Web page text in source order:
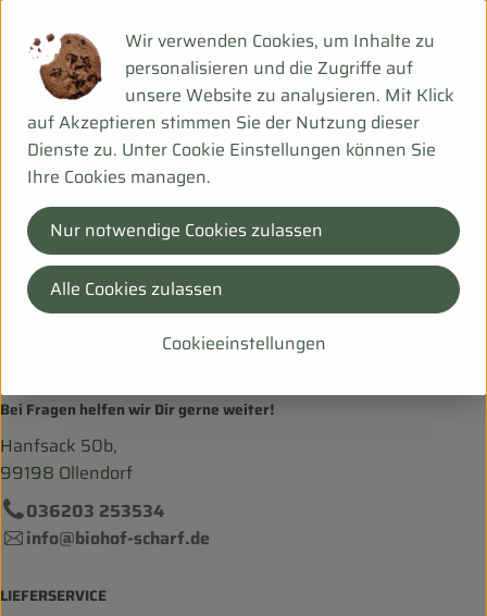
Herkunft
Hersteller: Biohof Scharf
DE-99198 Ollendorf Deu
Mehr Info
Bei Fragen helfen wir Dir gerne weiter!
Hanfsack 50b,
99198 Ollendorf
036203 253534
info@biohof-scharf.de
LIEFERSERVICE
Wir verwenden Cookies, um Inhalte zu
personalisieren und die Zugriffe auf
unsere Website zu analysieren. Mit Klick
auf Akzeptieren stimmen Sie der Nutzung dieser
Dienste zu. Unter Cookie Einstellungen können Sie
Ihre Cookies managen.
Cookieeinstellungen
Nur notwendige Cookies zulassen
Alle Cookies zulassen